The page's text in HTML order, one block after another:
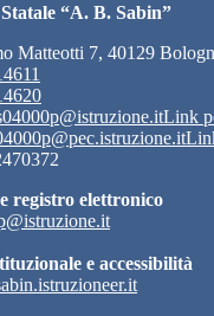
“A. B. Sabin”
Matteotti 7, 40129
Link
registro elettronico
e accessibilità